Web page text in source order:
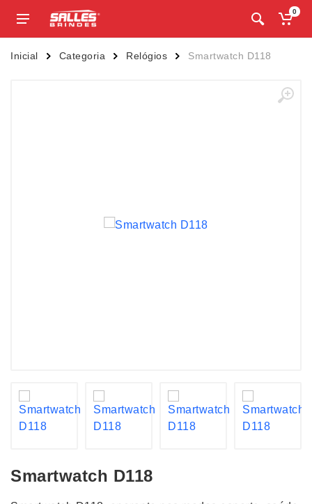
0
Inicial Categoria Relógios Smartwatch D118
Smartwatch D118